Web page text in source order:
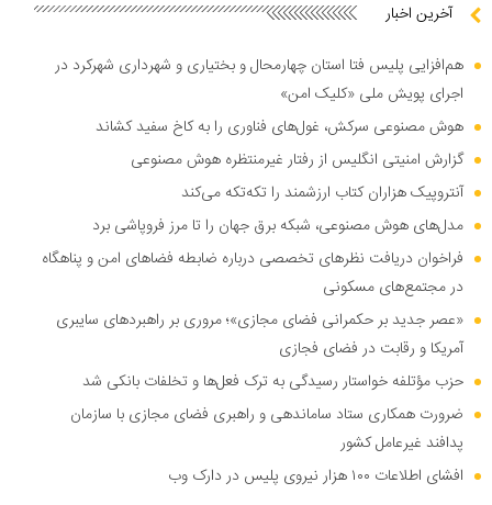
آخرین اخبار
هم‌افزایی پلیس فتا استان چهارمحال و بختیاری و شهرداری شهرکرد در
اجرای پویش ملی «کلیک امن»
هوش مصنوعی سرکش، غول‌های فناوری را به کاخ سفید کشاند
گزارش امنیتی انگلیس از رفتار غیرمنتظره هوش مصنوعی
آنتروپیک هزاران کتاب ارزشمند را تکه‌تکه می‌کند
مدل‌های هوش مصنوعی، شبکه برق جهان را تا مرز فروپاشی برد
فراخوان دریافت نظر‌های تخصصی درباره ضابطه فضا‌های امن و پناهگاه
در مجتمع‌های مسکونی
«عصر جدید بر حکمرانی فضای مجازی»؛ مروری بر راهبرد‌های سایبری
آمریکا و رقابت در فضای فجازی
حزب مؤتلفه خواستار رسیدگی به ترک فعل‌ها و تخلفات بانکی شد
ضرورت همکاری ستاد ساماندهی و راهبری فضای مجازی با سازمان
پدافند غیرعامل کشور
افشای اطلاعات ۱۰۰ هزار نیروی پلیس در دارک وب